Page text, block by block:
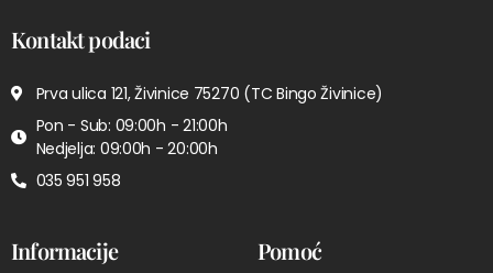
Kontakt podaci
Prva ulica 121, Živinice 75270 (TC Bingo Živinice)
Pon - Sub: 09:00h - 21:00h
Nedjelja: 09:00h - 20:00h
035 951 958
Informacije Pomoć